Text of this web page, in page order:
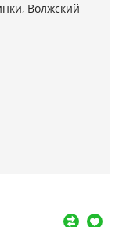
Волжский